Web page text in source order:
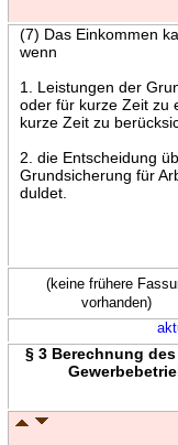
(7) Das Einkommen
wenn
1. Leistungen der
oder für kurze Zeit zu
kurze Zeit zu
2. die Entscheidung
Grundsicherung für
duldet.
(keine frühere
vorhanden)
§ 3 Berechnung